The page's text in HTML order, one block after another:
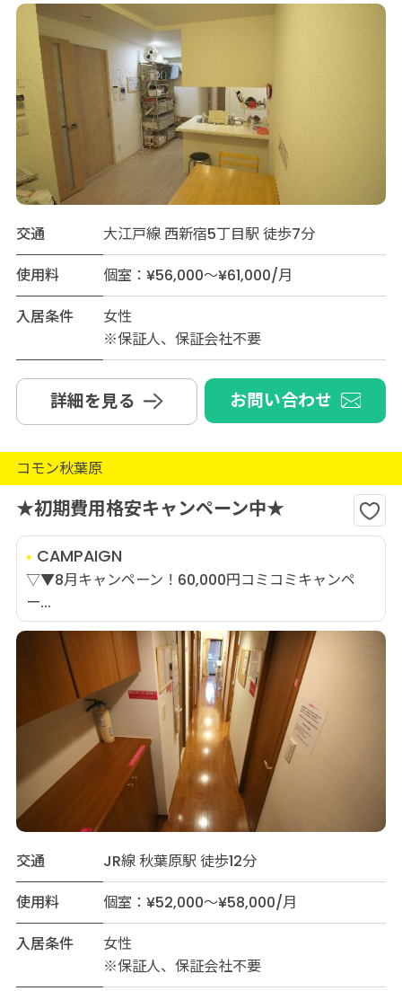
交通
大江戸線 西新宿5丁目駅 徒歩7分
使用料
個室：¥56,000～¥61,000/月
入居条件
女性
※保証人、保証会社不要
詳細を見る お問い合わせ
コモン秋葉原
★初期費用格安キャンペーン中★
CAMPAIGN
▽▼8月キャンペーン！60,000円コミコミキャンペ
ー...
交通
JR線 秋葉原駅 徒歩12分
使用料
個室：¥52,000～¥58,000/月
入居条件
女性
※保証人、保証会社不要